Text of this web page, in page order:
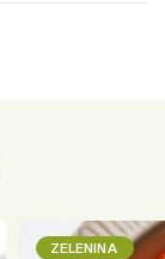
ZELENINA